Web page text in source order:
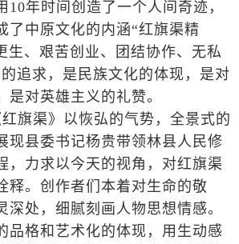
10年时间创造了一个人间奇迹，
了中原文化的内涵“红旗渠精
、艰苦创业、团结协作、无私
追求，是民族文化的体现，是对
是对英雄主义的礼赞。
渠》以恢弘的气势，全景式的
现县委书记杨贵带领林县人民修
，力求以今天的视角，对红旗渠
释。创作者们本着对生命的敬
深处，细腻刻画人物思想情感。
品格和艺术化的体现，用生动感